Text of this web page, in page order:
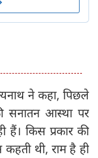
ने कहा, पिछले
सनातन आस्था पर
हैं। किस प्रकार की
कहती थी, राम है ही